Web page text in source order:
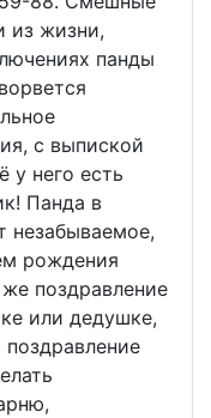
из жизни,
панды
с выпиской
у него есть
Панда в
незабываемое,
рождения
поздравление
или дедушке,